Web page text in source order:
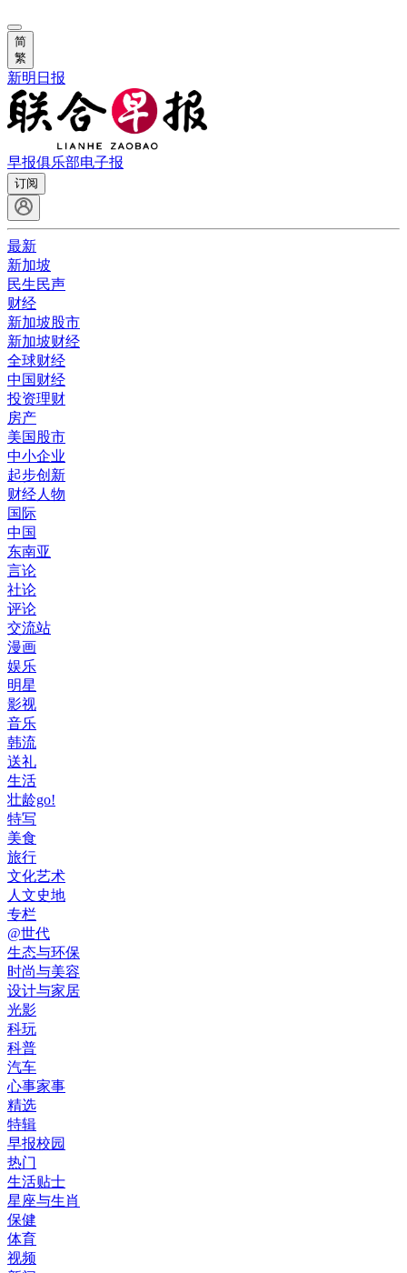
简
繁
新明日报
早报俱乐部电子报
订阅
最新
新加坡
民生民声
财经
新加坡股市
新加坡财经
全球财经
中国财经
投资理财
房产
美国股市
中小企业
起步创新
财经人物
国际
中国
东南亚
言论
社论
评论
交流站
漫画
娱乐
明星
影视
音乐
韩流
送礼
生活
壮龄go!
特写
美食
旅行
文化艺术
人文史地
专栏
@世代
生态与环保
时尚与美容
设计与家居
光影
科玩
科普
汽车
心事家事
精选
特辑
早报校园
热门
生活贴士
星座与生肖
保健
体育
视频